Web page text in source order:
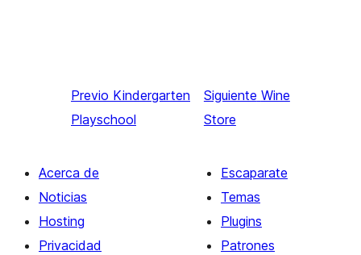
Previo Kindergarten
Playschool
Siguiente Wine
Store
Acerca de
Noticias
Hosting
Privacidad
Escaparate
Temas
Plugins
Patrones